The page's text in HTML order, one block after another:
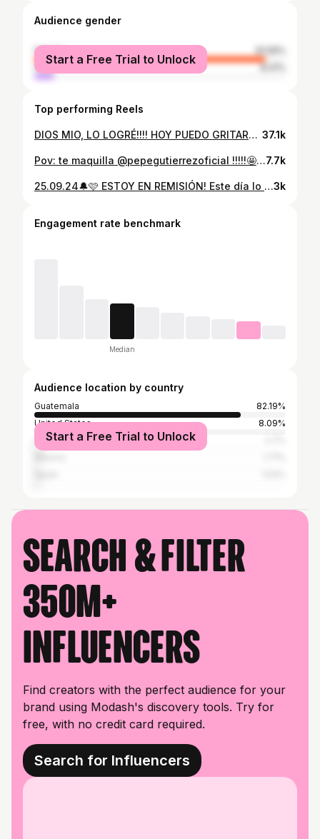
Audience gender
female
91.59%
male
8.41%
Start a Free Trial to Unlock
Top performing Reels
DIOS MIO, LO LOGRÉ!!!! HOY PUEDO GRITARLE AL MUNDO QUE VENCÍ EL CÁNCER!!!! 🩷🔔🎗️ toda la gloria a ti Señor!! sin ti yo no lo hubiera logrado!😭🙏🏻 A mis 28 años, he vuelto a renacer👼🏻. El cáncer llegó a mi vida cuando menos lo esperaba. Golpeó mi puerta y me dijo: hola, vengo a enseñarte muchas cosas que no estás entendiendo por las buenas. Te recibí, te lloré, te odié, luego te abracé y acepté y te pregunté de mil formas ¿por qué a mi? Le pedí a Dios, a la Virgen, a todos los Santos, Ángeles y Arcángeles que por favor me guiaran y me sostuvieran en este proceso. Qué doloroso fue el camino, me llegué a replantear mi vida entera, pero entendí el propósito de Dios de muchas formas y gracias a ello, pude llevar la enfermedad con la mayor paz en mi corazón. Definitivamente fue difícil pero no imposible. Me abracé muy fuerte en mi versión más vulnerable (sin cabello, con peluca, con turbante, sin cejas, sin pestañas, con cicatrices..) y me dije ¡TÚ PUEDES! Eres valiente, capaz, hermosa, admirable, ni esto ni nada te va a quedar grande. Y así fue, después de 7 meses de lucha, gané esta batalla. Gracias cáncer por esta enseñanza, pero aquí te entierro, te despido y por favor… por favorr no regreses nunca más! Adiós🍃🩷🎈 37.1k
Pov: te maquilla @pepegutierrezoficial !!!!!🤩😍💕 los sueños se hacen realidaaaaad!!! ✨✨ #Makeup #pepegutierrezoficial #Maquillaje #guatemala #mexico #makeupartist #tendencia #beauty #makeuplook #fyp #bridalmakeup #bridalmakeuplook7.7k
25.09.24🔔🩷 ESTOY EN REMISIÓN! Este día lo vi tan lejano, que me parece mentira que por fin llegó! El 2024 me recibió con la prueba más difícil que he enfrentado a mis 28 años. El 29 de enero fui diagnosticada con cáncer de mama triple negativo, uno de los más agresivos que existe. Después de 2 biopsias, un catéter, 16 quimioterapias, 2 transfusiones de sangre, una mastectomía parcial, 15 radioterapias, miles de inyecciones y exámenes médicos, estoy totalmente limpia, no queda rastro de ninguna célula cancerígena. Mi cuerpo respondió 100% al tratamiento🥹🙏🏻. Le doy gracias a Dios por permitirme seguir con vida, por darme la fuerza que necesité para luchar. Él fue quien me sanó. Yo le abrí las puertas de mi corazón al Rey de Reyes y Él hizo el milagro. De rodillas a sus pies fueron derramadas muchas lágrimas… hace unos meses de tristeza y hoy de felicidad. Soy testimonio de su misericordia, mi Dios es fiel❤️‍🩹.3k
Engagement rate benchmark
Median
Audience location by country
Guatemala
82.19%
United States
8.09%
Colombia
Start a Free Trial to Unlock
Search & filter
350M+
influencers
Find creators with the perfect audience for your
brand using Modash's discovery tools. Try for
free, with no credit card required.
Search for Influencers